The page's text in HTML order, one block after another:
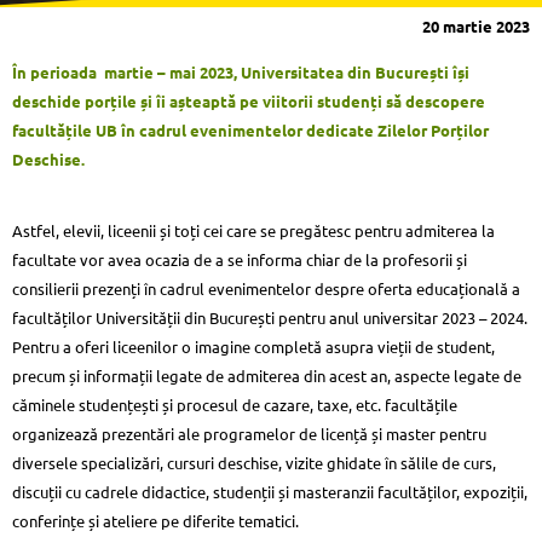
20 martie 2023
În perioada martie – mai 2023, Universitatea din București își
deschide porțile și îi așteaptă pe viitorii studenți să descopere
facultățile UB în cadrul evenimentelor dedicate Zilelor Porților
Deschise.
Astfel, elevii, liceenii și toți cei care se pregătesc pentru admiterea la
facultate vor avea ocazia de a se informa chiar de la profesorii și
consilierii prezenți în cadrul evenimentelor despre oferta educațională a
facultăților Universității din București pentru anul universitar 2023 – 2024.
Pentru a oferi liceenilor o imagine completă asupra vieții de student,
precum și informații legate de admiterea din acest an, aspecte legate de
căminele studențești și procesul de cazare, taxe, etc. facultățile
organizează prezentări ale programelor de licență și master pentru
diversele specializări, cursuri deschise, vizite ghidate în sălile de curs,
discuții cu cadrele didactice, studenții și masteranzii facultăților, expoziții,
conferințe și ateliere pe diferite tematici.